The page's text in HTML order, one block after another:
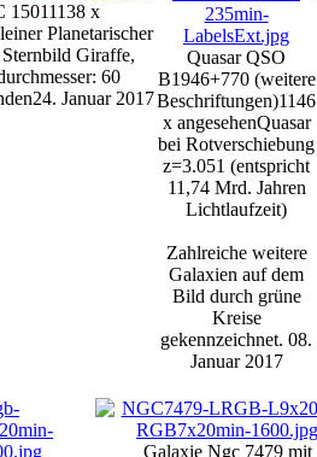
15011138 x
Planetarischer
Giraffe,
60
24. Januar 2017
Quasar QSO
B1946+770 (weitere
Beschriftungen)1146
x angesehenQuasar
bei Rotverschiebung
z=3.051 (entspricht
11,74 Mrd. Jahren
Lichtlaufzeit)
Zahlreiche weitere
Galaxien auf dem
Bild durch grüne
Kreise
gekennzeichnet. 08.
Januar 2017
Galaxie Ngc 7479 mit